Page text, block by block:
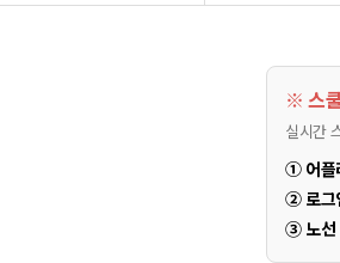
※ 스
실시간
① 어플
② 로그
③ 노선